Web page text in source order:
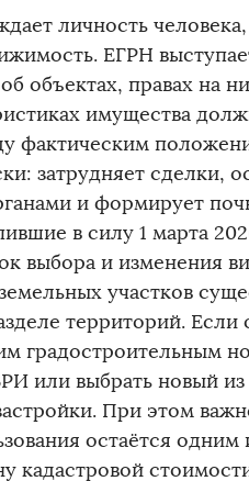
личность
ЕГРН
объектах, правах на
имущества
фактическим
затрудняет сделки,
и формирует
в силу 1 марта
выбора и изменения
участков
территорий. Если
градостроительным
или выбрать новый
При этом
остаётся
кадастровой